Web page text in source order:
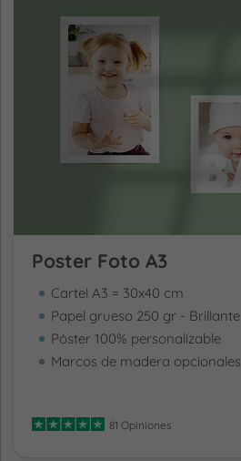
Poster Foto A3
Cartel A3 = 30x40 cm
Papel grueso 250 gr - Brillante
Póster 100% personalizable
Marcos de madera opcionales
81 Opiniones